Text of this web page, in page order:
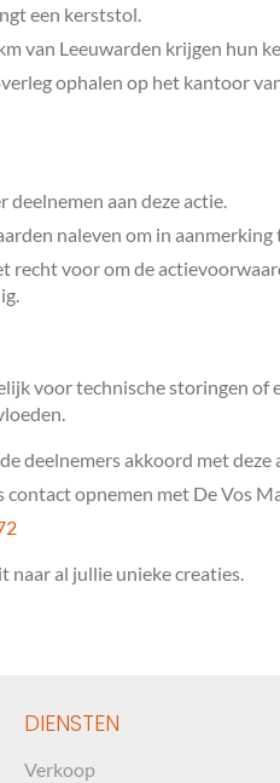
een kerststol.
van Leeuwarden krijgen hun
ophalen op het kantoor
deelnemen aan deze actie.
naleven om in aanmerking
recht voor om de
voor technische storingen of
deelnemers akkoord met
opnemen met De Vos
naar al jullie unieke creaties.
DIENSTEN
Verkoop